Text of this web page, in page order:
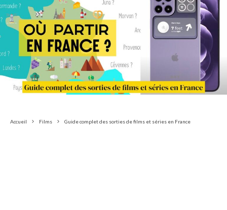
Accueil Films Guide complet des sorties de films et séries en France